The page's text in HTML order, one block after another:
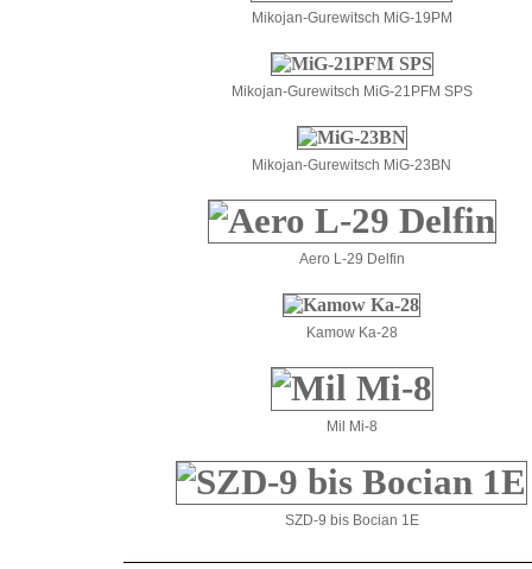
Mikojan-Gurewitsch MiG-19PM
Mikojan-Gurewitsch MiG-21PFM SPS
Mikojan-Gurewitsch MiG-23BN
Aero L-29 Delfin
Kamow Ka-28
Mil Mi-8
SZD-9 bis Bocian 1E